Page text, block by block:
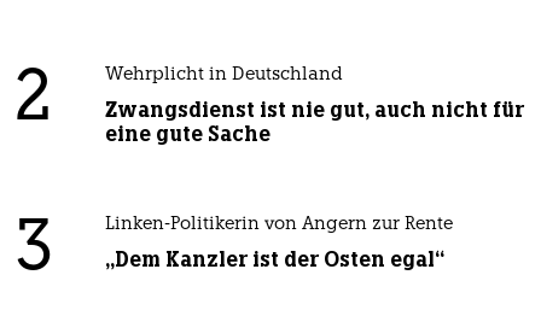
2 Wehrplicht in Deutschland
Zwangsdienst ist nie gut, auch nicht für
eine gute Sache
3 Linken-Politikerin von Angern zur Rente
„Dem Kanzler ist der Osten egal“